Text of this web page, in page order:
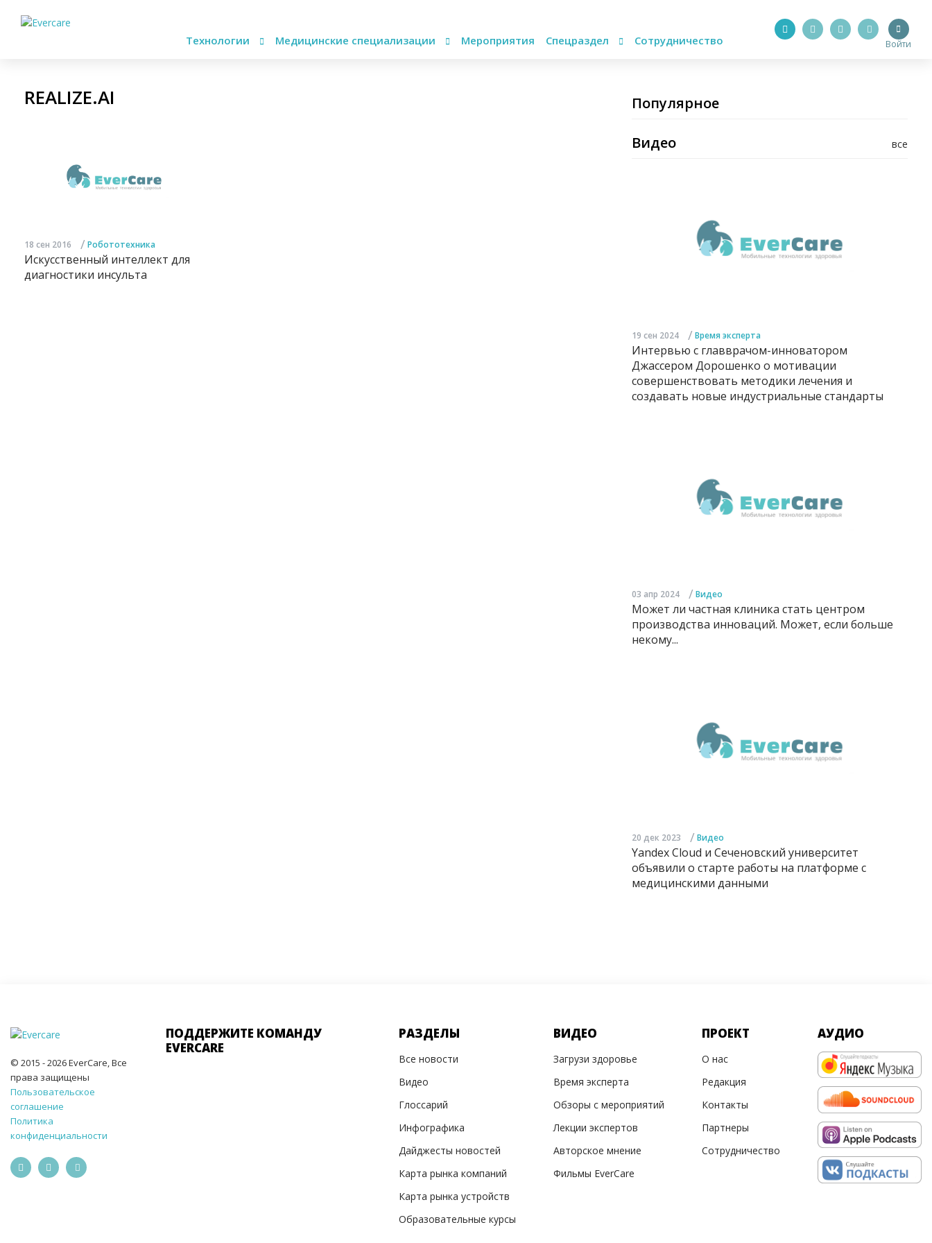
Технологии Медицинские специализации Мероприятия Спецраздел Сотрудничество Войти
REALIZE.AI
18 сен 2016 / Робототехника
Искусственный интеллект для
диагностики инсульта
Популярное
все
Видео
19 сен 2024 / Время эксперта
Интервью с главврачом-инноватором
Джассером Дорошенко о мотивации
совершенствовать методики лечения и
создавать новые индустриальные стандарты
03 апр 2024 / Видео
Может ли частная клиника стать центром
производства инноваций. Может, если больше
некому...
20 дек 2023 / Видео
Yandex Cloud и Сеченовский университет
объявили о старте работы на платформе с
медицинскими данными
© 2015 - 2026 EverCare, Все
права защищены
Пользовательское
соглашение
Политика
конфиденциальности
ПОДДЕРЖИТЕ КОМАНДУ
EVERCARE
РАЗДЕЛЫ
Все новости
Видео
Глоссарий
Инфографика
Дайджесты новостей
Карта рынка компаний
Карта рынка устройств
Образовательные курсы
ВИДЕО
Загрузи здоровье
Время эксперта
Обзоры с мероприятий
Лекции экспертов
Авторское мнение
Фильмы EverCare
ПРОЕКТ
О нас
Редакция
Контакты
Партнеры
Сотрудничество
АУДИО